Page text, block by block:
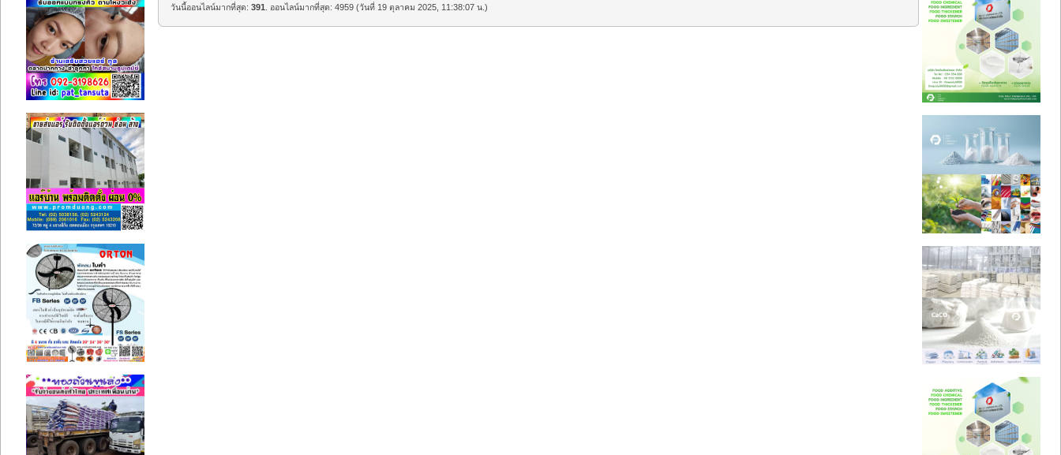
วันนี้ออนไลน์มากที่สุด:391 . ออนไลน์มากที่สุด: 4959 (วันที่ 19 ตุลาคม 2025, 11:38:07 น.)